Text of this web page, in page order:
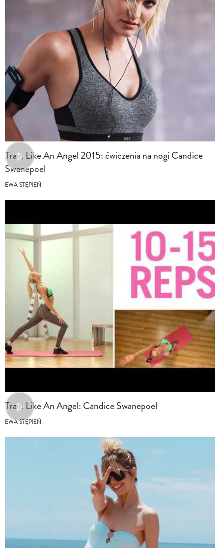
Train Like An Angel 2015: ćwiczenia na nogi Candice
Swanepoel
EWA STĘPIEŃ
Train Like An Angel: Candice Swanepoel
EWA STĘPIEŃ